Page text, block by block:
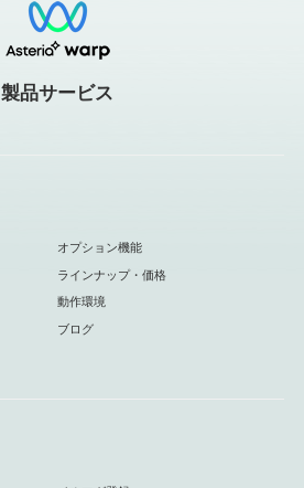
製品サービス
オプション機能
ラインナップ・価格
動作環境
ブログ